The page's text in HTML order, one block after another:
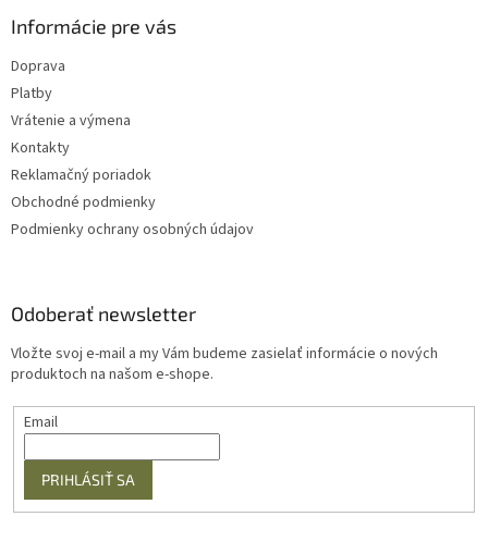
Informácie pre vás
Doprava
Platby
Vrátenie a výmena
Kontakty
Reklamačný poriadok
Obchodné podmienky
Podmienky ochrany osobných údajov
Odoberať newsletter
Vložte svoj e-mail a my Vám budeme zasielať informácie o nových
produktoch na našom e-shope.
Email
PRIHLÁSIŤ SA